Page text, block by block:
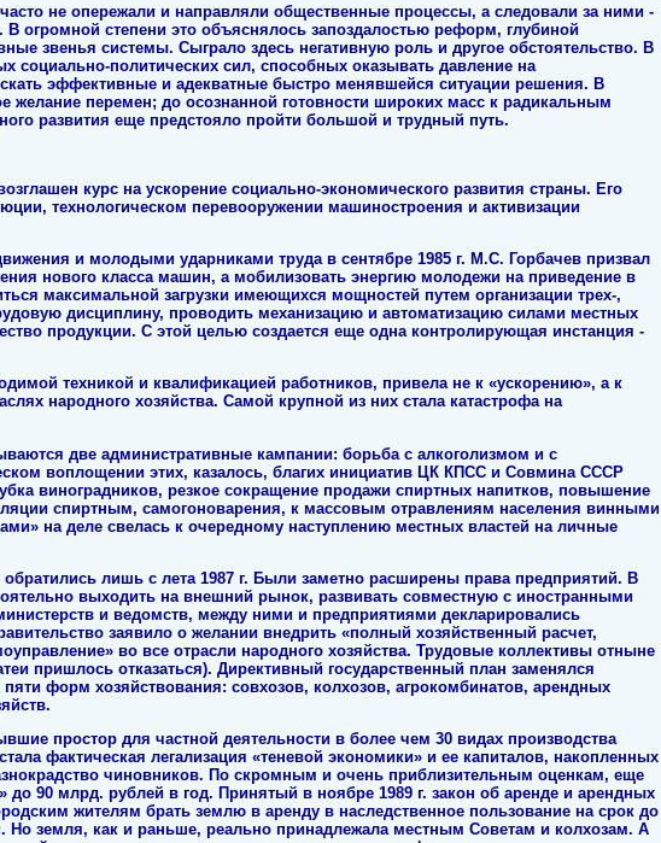
не опережали и направляли общественные процессы, а следовали за ними -
В огромной степени это объяснялось запоздалостью реформ, глубиной
звенья системы. Сыграло здесь негативную роль и другое обстоятельство. В
социально-политических сил, способных оказывать давление на
эффективные и адекватные быстро менявшейся ситуации решения. В
желание перемен; до осознанной готовности широких масс к радикальным
развития еще предстояло пройти большой и трудный путь.
курс на ускорение социально-экономического развития страны. Его
технологическом перевооружении машиностроения и активизации
и молодыми ударниками труда в сентябре 1985 г. М.С. Горбачев призвал
нового класса машин, а мобилизовать энергию молодежи на приведение в
максимальной загрузки имеющихся мощностей путем организации трех-,
дисциплину, проводить механизацию и автоматизацию силами местных
продукции. С этой целью создается еще одна контролирующая инстанция -
техникой и квалификацией работников, привела не к «ускорению», а к
народного хозяйства. Самой крупной из них стала катастрофа на
две административные кампании: борьба с алкоголизмом и с
воплощении этих, казалось, благих инициатив ЦК КПСС и Совмина СССР
виноградников, резкое сокращение продажи спиртных напитков, повышение
спиртным, самогоноварения, к массовым отравлениям населения винными
на деле свелась к очередному наступлению местных властей на личные
лишь с лета 1987 г. Были заметно расширены права предприятий. В
выходить на внешний рынок, развивать совместную с иностранными
и ведомств, между ними и предприятиями декларировались
заявило о желании внедрить «полный хозяйственный расчет,
во все отрасли народного хозяйства. Трудовые коллективы отныне
пришлось отказаться). Директивный государственный план заменялся
форм хозяйствования: совхозов, колхозов, агрокомбинатов, арендных
простор для частной деятельности в более чем 30 видах производства
фактическая легализация «теневой экономики» и ее капиталов, накопленных
чиновников. По скромным и очень приблизительным оценкам, еще
до 90 млрд. рублей в год. Принятый в ноябре 1989 г. закон об аренде и арендных
жителям брать землю в аренду в наследственное пользование на срок до
Но земля, как и раньше, реально принадлежала местным Советам и колхозам. А